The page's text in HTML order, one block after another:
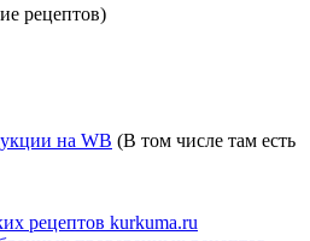
рецептов)
на WB (В том числе там есть